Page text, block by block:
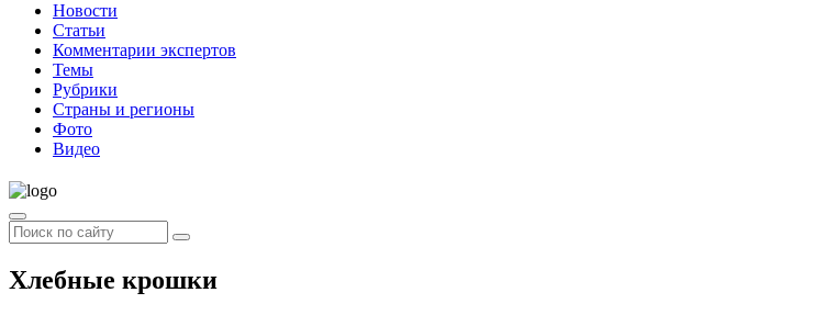
Новости
Статьи
Комментарии экспертов
Темы
Рубрики
Страны и регионы
Фото
Видео
Хлебные крошки